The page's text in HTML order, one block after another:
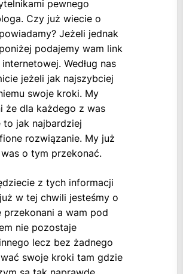
pewnego
Czy już wiecie o
Jeżeli jednak
podajemy wam link
Według nas
jeżeli jak najszybciej
swoje kroki. My
że dla każdego z was
to jak najbardziej
rozwiązanie. My już
o tym przekonać.
z tych informacji
w tej chwili jesteśmy o
przekonani a wam pod
nie pozostaje
lecz bez żadnego
swoje kroki tam gdzie